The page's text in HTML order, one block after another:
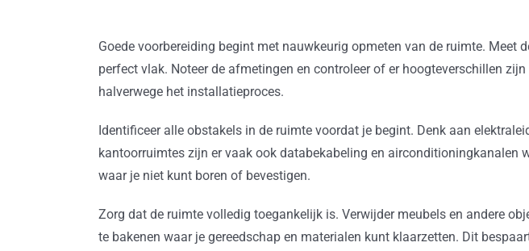
Goede voorbereiding begint met nauwkeurig opmeten van de ruimte. Meet
perfect vlak. Noteer de afmetingen en controleer of er hoogteverschillen
halverwege het installatieproces.
Identificeer alle obstakels in de ruimte voordat je begint. Denk aan
kantoorruimtes zijn er vaak ook databekabeling en airconditioningkanalen
waar je niet kunt boren of bevestigen.
Zorg dat de ruimte volledig toegankelijk is. Verwijder meubels en andere
te bakenen waar je gereedschap en materialen kunt klaarzetten. Dit